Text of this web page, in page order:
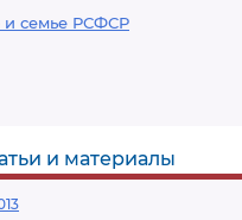
и семье РСФСР
и материалы